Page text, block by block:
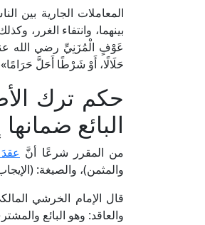
المعاملات الجارية بين
بينهما، وانتفاء الغرر،
عَوْفٍ الْمُزَنِيِّ رضي الله
حَلَالًا، أَوْ شَرْطًا أَحَلَّ
حكم ترك
البائع
من المقرر شرعًا أنَّ عقدَ
والمثمن)، والصيغة:
والعاقد: وهو البائع